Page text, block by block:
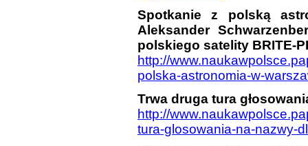
Spotkanie z polską
Aleksander
polskiego satelity BRITE-
http://
polska-astronomia-w-
Trwa druga tura
http://
tura-glosowania-na-nazwy-